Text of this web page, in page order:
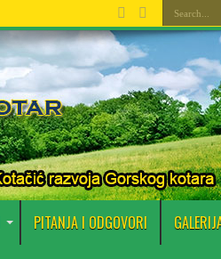
PITANJA I ODGOVORI